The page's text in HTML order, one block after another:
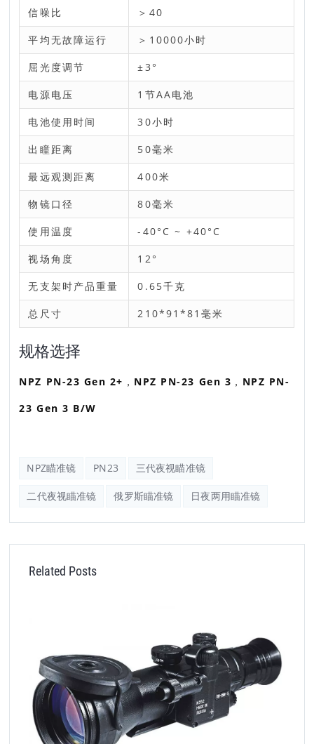
信噪比 ＞40
平均无故障运行 ＞10000小时
屈光度调节 ±3°
电源电压 1节AA电池
电池使用时间 30小时
出瞳距离 50毫米
最远观测距离 400米
物镜口径 80毫米
使用温度 -40°C ~ +40°C
视场角度 12°
无支架时产品重量 0.65千克
总尺寸 210*91*81毫米
规格选择
NPZ PN-23 Gen 2+ ， NPZ PN-23 Gen 3 ， NPZ PN-
23 Gen 3 B/W
NPZ瞄准镜 PN23 三代夜视瞄准镜
二代夜视瞄准镜 俄罗斯瞄准镜 日夜两用瞄准镜
Related Posts